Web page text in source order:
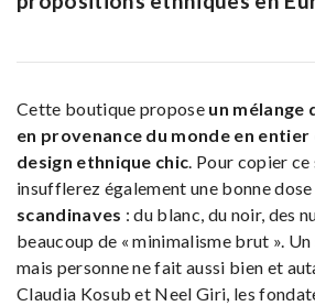
Cette boutique propose un mélange
en provenance du monde en
design ethnique chic . Pour copier
insufflerez également une bonne dose
scandinaves : du blanc, du noir, des
beaucoup de « minimalisme brut ».
mais personne ne fait aussi bien et
Claudia Kosub et Neel Giri, les